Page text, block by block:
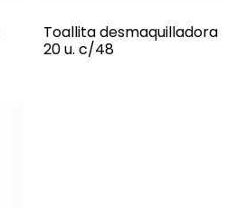
Toallita desmaquilladora
20 u. c/48